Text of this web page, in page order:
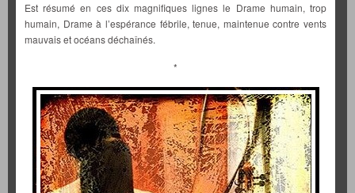
Est résumé en ces dix magnifiques lignes le Drame humain, trop
humain, Drame à l’espérance fébrile, tenue, maintenue contre vents
mauvais et océans déchaînés.
*